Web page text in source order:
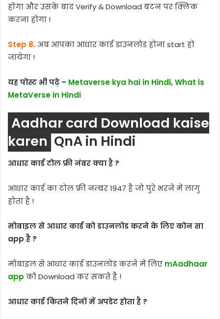
होगा और उसके बाद Verify & Download बटन पर क्लिक
करना होगा !
Step 8. अब आपका आधार कार्ड डाउनलोड होना start हो
जायेगा !
यह पोस्ट भी पढ़े – Metaverse kya hai in Hindi, What is
MetaVerse in Hindi
Aadhar card Download kaise
karen QnA in Hindi
आधार कार्ड टोल फ्री नंबर क्या है ?
आधार कार्ड का टोल फ्री नम्बर 1947 है जो पुरे भरने में लागु
होता है !
मोबाइल से आधार कार्ड को डाउनलोड करने के लिए कोन सा
app है ?
मोबाइल से आधार कार्ड डाउनलोड करने में लिए mAadhaar
app को Download कर सकते है !
आधार कार्ड कितने दिनों में अपडेट होता है ?